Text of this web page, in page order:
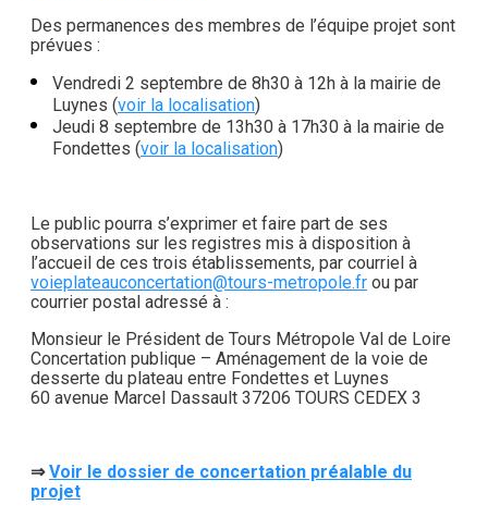
Des permanences des membres de l’équipe projet sont
prévues :
Vendredi 2 septembre de 8h30 à 12h à la mairie de
Luynes (voir la localisation)
Jeudi 8 septembre de 13h30 à 17h30 à la mairie de
Fondettes (voir la localisation)
Le public pourra s’exprimer et faire part de ses
observations sur les registres mis à disposition à
l’accueil de ces trois établissements, par courriel à
voieplateauconcertation@tours-metropole.fr ou par
courrier postal adressé à :
Monsieur le Président de Tours Métropole Val de Loire
Concertation publique – Aménagement de la voie de
desserte du plateau entre Fondettes et Luynes
60 avenue Marcel Dassault 37206 TOURS CEDEX 3
⇒Voir le dossier de concertation préalable du
projet